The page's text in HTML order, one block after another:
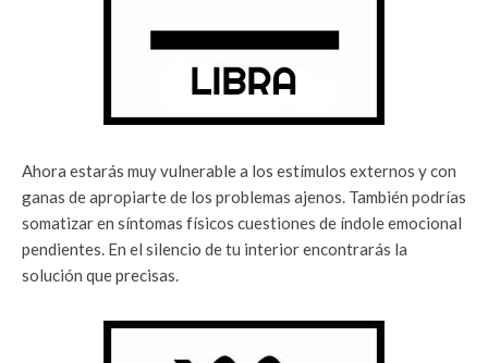
Ahora estarás muy vulnerable a los estímulos externos y con
ganas de apropiarte de los problemas ajenos. También podrías
somatizar en síntomas físicos cuestiones de índole emocional
pendientes. En el silencio de tu interior encontrarás la
solución que precisas.